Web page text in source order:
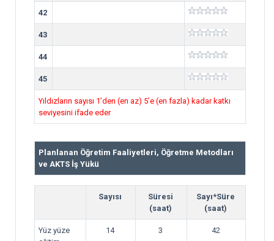
42
43
44
45
Yıldızların sayısı 1’den (en az) 5’e (en fazla) kadar katkı
seviyesini ifade eder
Planlanan Öğretim Faaliyetleri, Öğretme Metodları
ve AKTS İş Yükü
Sayısı
Süresi
(saat)
Sayı*Süre
(saat)
Yüz yüze
14 3 42